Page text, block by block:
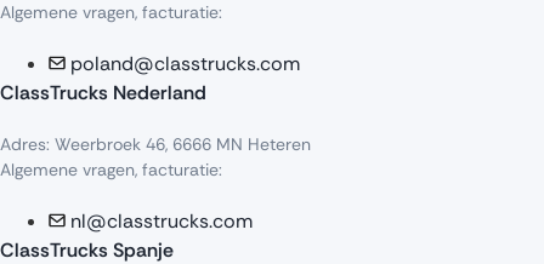
Algemene vragen, facturatie:
poland@classtrucks.com
ClassTrucks Nederland
Adres: Weerbroek 46, 6666 MN Heteren
Algemene vragen, facturatie:
nl@classtrucks.com
ClassTrucks Spanje